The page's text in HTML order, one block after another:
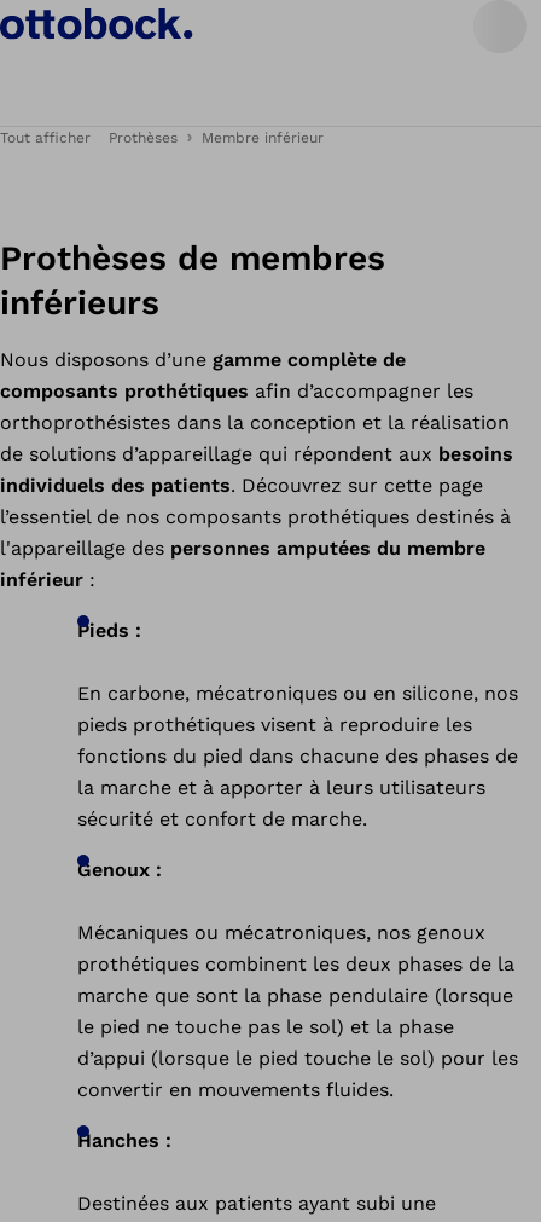
Tout afficher Prothèses Membre inférieur
Prothèses de membres
inférieurs
Nous disposons d’une gamme complète de
composants prothétiques afin d’accompagner les
orthoprothésistes dans la conception et la réalisation
de solutions d’appareillage qui répondent aux besoins
individuels des patients. Découvrez sur cette page
l’essentiel de nos composants prothétiques destinés à
l'appareillage des personnes amputées du membre
inférieur :
Pieds :
En carbone, mécatroniques ou en silicone, nos
pieds prothétiques visent à reproduire les
fonctions du pied dans chacune des phases de
la marche et à apporter à leurs utilisateurs
sécurité et confort de marche.
Genoux :
Mécaniques ou mécatroniques, nos genoux
prothétiques combinent les deux phases de la
marche que sont la phase pendulaire (lorsque
le pied ne touche pas le sol) et la phase
d’appui (lorsque le pied touche le sol) pour les
convertir en mouvements fluides.
Hanches :
Destinées aux patients ayant subi une